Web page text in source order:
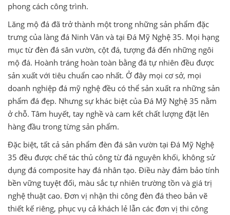
phong cách công trình.
Lăng mộ đá đã trở thành một trong những sản phẩm đặc
trưng của làng đá Ninh Vân và tại Đá Mỹ Nghệ 35. Mọi hạng
mục từ đèn đá sân vườn, cột đá, tượng đá đến những ngôi
mộ đá. Hoành tráng hoàn toàn bằng đá tự nhiên đều được
sản xuất với tiêu chuẩn cao nhất. Ở đây mọi cơ sở, mọi
doanh nghiệp đá mỹ nghệ đều có thể sản xuất ra những sản
phẩm đá đẹp. Nhưng sự khác biệt của Đá Mỹ Nghệ 35 nằm
ở chỗ. Tâm huyết, tay nghề và cam kết chất lượng đặt lên
hàng đầu trong từng sản phẩm.
Đặc biệt, tất cả sản phẩm đèn đá sân vườn tại Đá Mỹ Nghệ
35 đều được chế tác thủ công từ đá nguyên khối, không sử
dụng đá composite hay đá nhân tạo. Điều này đảm bảo tính
bền vững tuyệt đối, màu sắc tự nhiên trường tồn và giá trị
nghệ thuật cao. Đơn vị nhận thi công đèn đá theo bản vẽ
thiết kế riêng, phục vụ cả khách lẻ lẫn các đơn vị thi công